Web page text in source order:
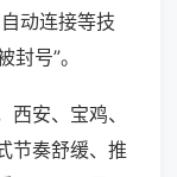
动连接等技
号”。
安、宝鸡、
节奏舒缓、推